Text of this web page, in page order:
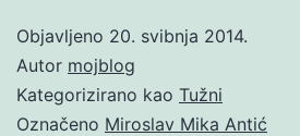
Objavljeno 20. svibnja 2014.
Autor mojblog
Kategorizirano kao Tužni
Označeno Miroslav Mika Antić